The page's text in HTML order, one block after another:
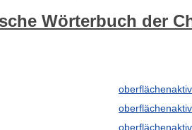
Wörterbuch der